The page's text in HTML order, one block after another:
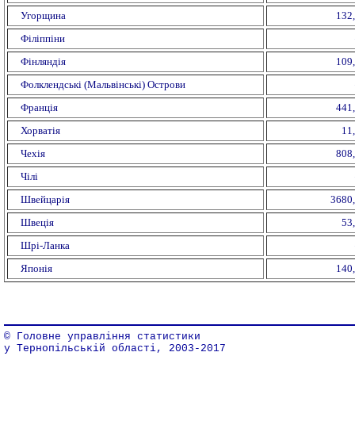
Угорщина
Філіппіни
Фінляндія
Фолклендські (Мальвінські) Острови
Франція
Хорватія
Чехія
Чілі
Швейцарія
Швеція
Шрі-Ланка
Японія
© Головне управління статистики
у Тернопільській області, 2003-2017